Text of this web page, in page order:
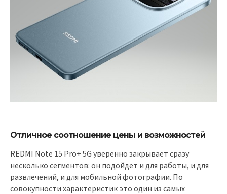
Отличное соотношение цены и возможностей
REDMI Note 15 Pro+ 5G уверенно закрывает сразу
несколько сегментов: он подойдет и для работы, и для
развлечений, и для мобильной фотографии. По
совокупности характеристик это один из самых